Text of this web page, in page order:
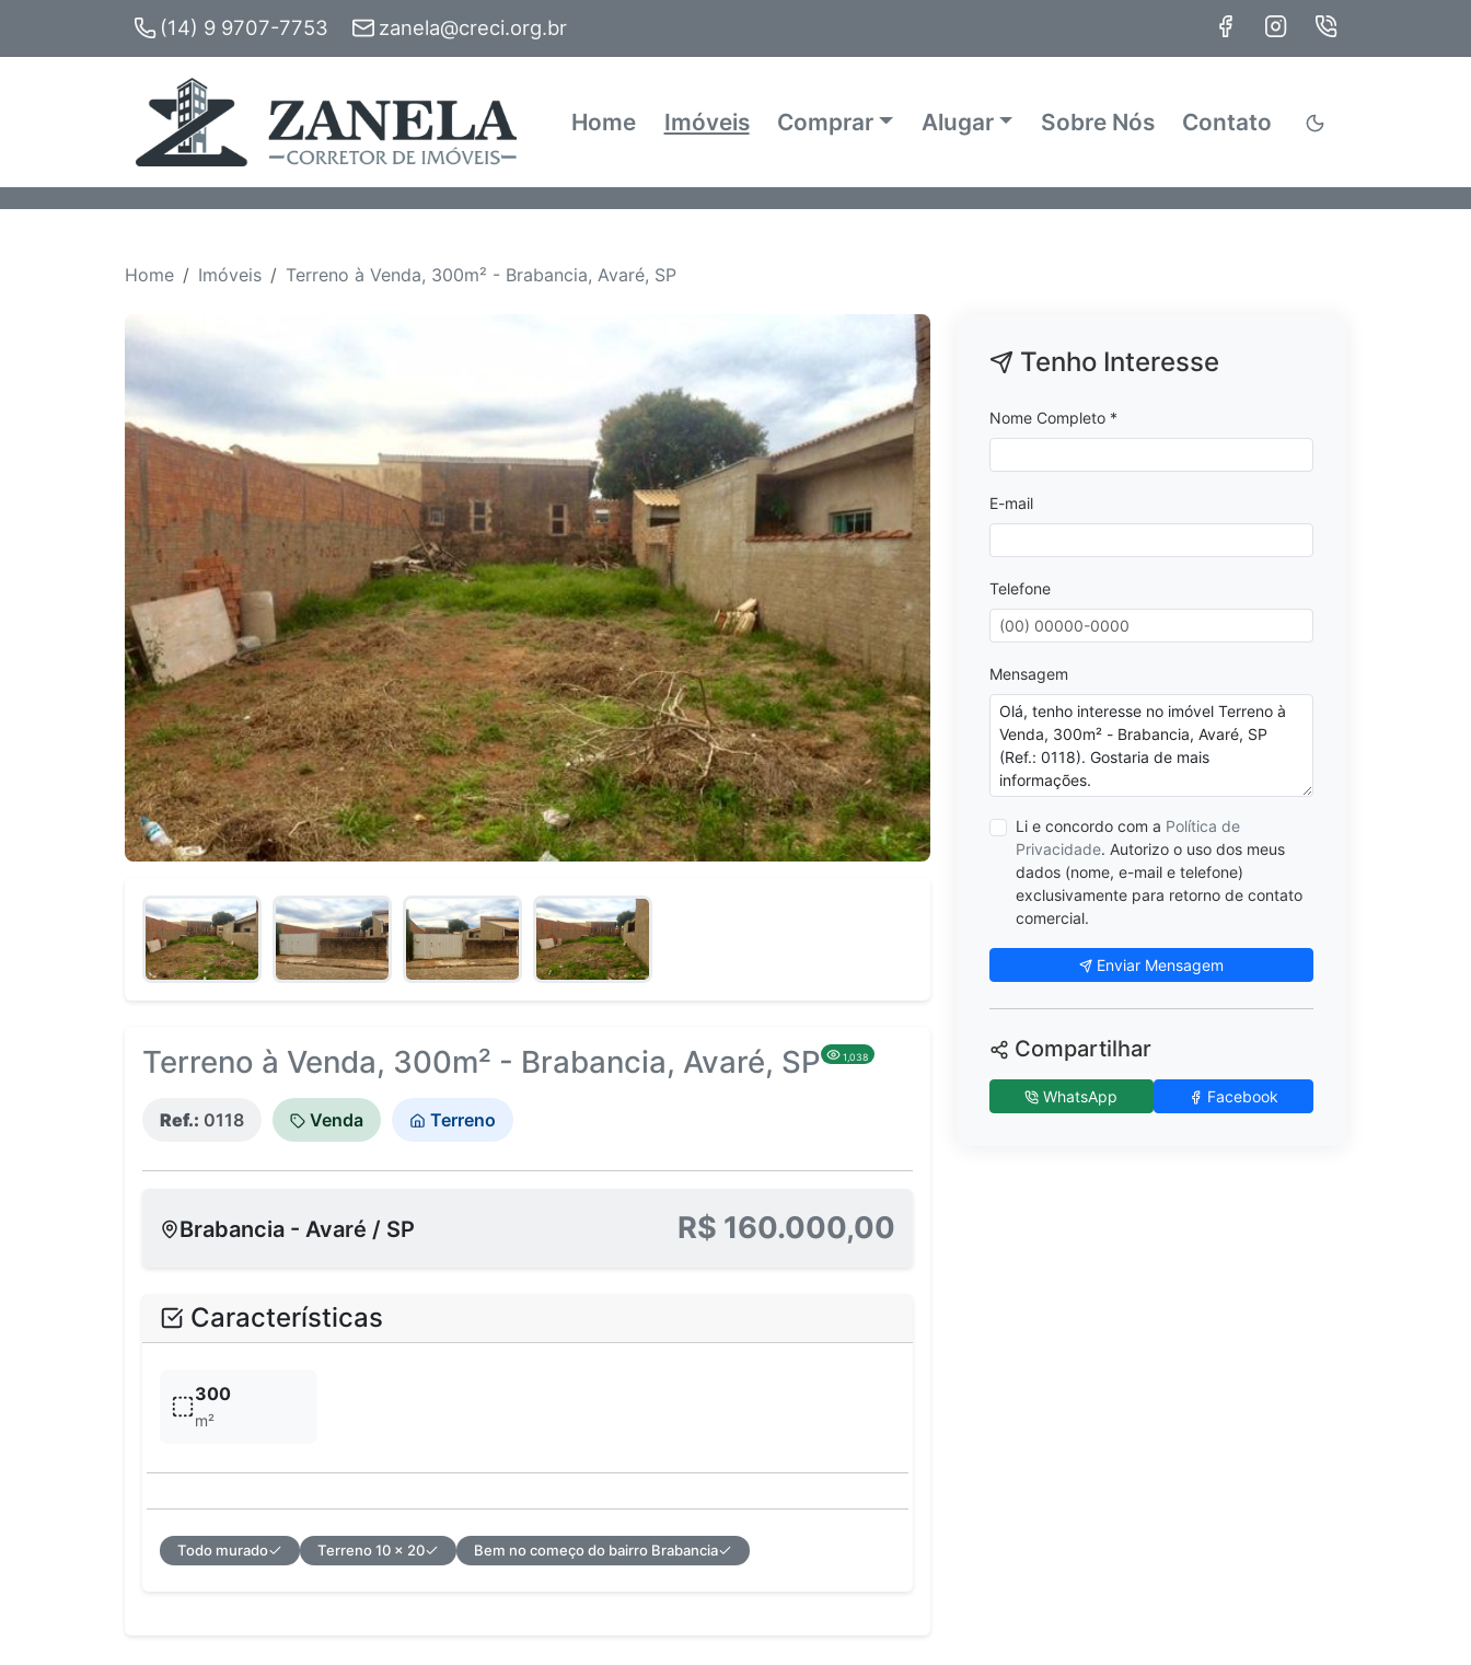
(14) 9 9707-7753 zanela@creci.org.br
Home Imóveis Comprar Alugar Sobre Nós Contato
Home Imóveis Terreno à Venda, 300m² - Brabancia, Avaré, SP
Terreno à Venda, 300m² - Brabancia, Avaré, SP 1,038
Ref.: 0118 Venda Terreno
Brabancia - Avaré / SP R$ 160.000,00
Características
300
m²
Todo murado Terreno 10 x 20 Bem no começo do bairro Brabancia
Tenho Interesse
Nome Completo *
E-mail
Telefone
Mensagem
Li e concordo com a Política de
Privacidade. Autorizo o uso dos meus
dados (nome, e-mail e telefone)
exclusivamente para retorno de contato
comercial.
Enviar Mensagem
Compartilhar
WhatsApp Facebook